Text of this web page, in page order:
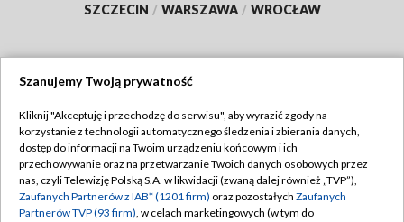
SZCZECIN / WARSZAWA / WROCŁAW
TVP
Abonament TVP
Emisja w TVP
Regulamin TVP
Polityka prywatności
Szanujemy Twoją prywatność
Kliknij "Akceptuję i przechodzę do serwisu", aby wyrazić zgody na
korzystanie z technologii automatycznego śledzenia i zbierania danych,
dostęp do informacji na Twoim urządzeniu końcowym i ich
przechowywanie oraz na przetwarzanie Twoich danych osobowych przez
nas, czyli Telewizję Polską S.A. w likwidacji (zwaną dalej również „TVP”),
Zaufanych Partnerów z IAB* (1201 firm) oraz pozostałych Zaufanych
Partnerów TVP (93 firm), w celach marketingowych (w tym do